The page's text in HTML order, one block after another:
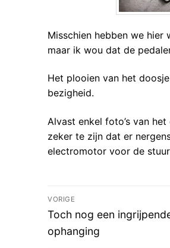
Misschien hebben we
maar ik wou dat de
Het plooien van het
bezigheid.
Alvast enkel foto’s van
zeker te zijn dat er
electromotor voor de
Bericht
navigatie
VORIGE
Vorig
bericht:
Toch nog een
ophanging